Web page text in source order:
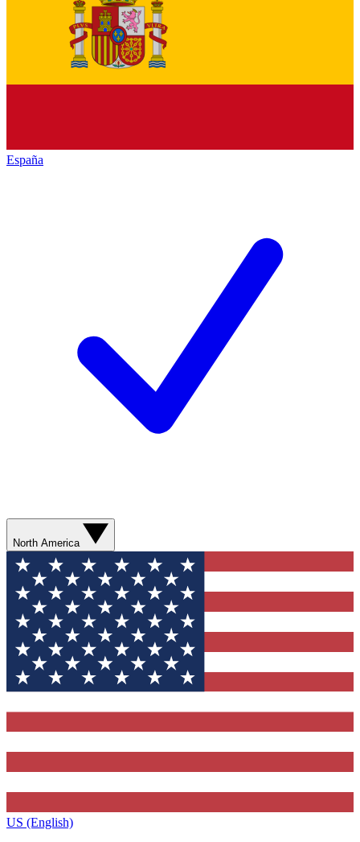
España
North America
US (English)